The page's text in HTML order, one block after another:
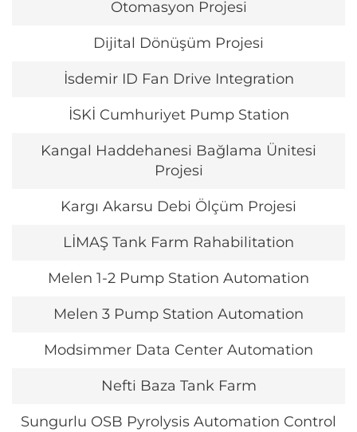
Otomasyon Projesi
Dijital Dönüşüm Projesi
İsdemir ID Fan Drive Integration
İSKİ Cumhuriyet Pump Station
Kangal Haddehanesi Bağlama Ünitesi
Projesi
Kargı Akarsu Debi Ölçüm Projesi
LİMAŞ Tank Farm Rahabilitation
Melen 1-2 Pump Station Automation
Melen 3 Pump Station Automation
Modsimmer Data Center Automation
Nefti Baza Tank Farm
Sungurlu OSB Pyrolysis Automation Control